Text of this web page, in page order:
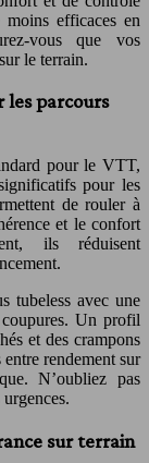
moins efficaces en
vous que vos
le terrain.
les parcours
pour le VTT,
pour les
de rouler à
et le confort
ils réduisent
tubeless avec une
coupures. Un profil
et des crampons
rendement sur
N’oubliez pas
sur terrain